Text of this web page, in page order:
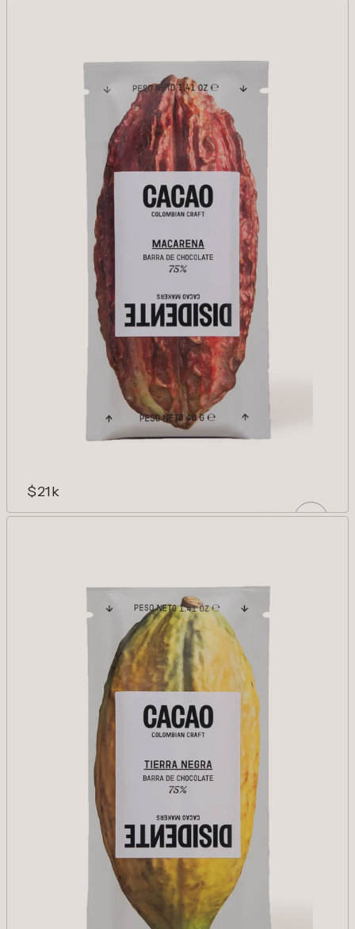
$21k
Reducir cantidad para Macarena 75%
Aumentar cantidad para
AÑADIR